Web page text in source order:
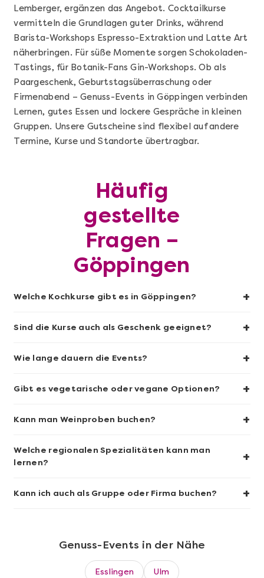
Sushi Basic Kurs Bonn
Mehr anzeigen
Sushi-Kochkurs@Home
Lemberger, ergänzen das Angebot. Cocktailkurse
vermitteln die Grundlagen guter Drinks, während
Barista-Workshops Espresso-Extraktion und Latte Art
näherbringen. Für süße Momente sorgen Schokoladen-
Tastings, für Botanik-Fans Gin-Workshops. Ob als
Paargeschenk, Geburtstagsüberraschung oder
Firmenabend – Genuss-Events in Göppingen verbinden
Lernen, gutes Essen und lockere Gespräche in kleinen
Gruppen. Unsere Gutscheine sind flexibel auf andere
Termine, Kurse und Standorte übertragbar.
Häufig
gestellte
Fragen –
Göppingen
Welche Kochkurse gibt es in Göppingen? +
Sind die Kurse auch als Geschenk geeignet? +
Wie lange dauern die Events? +
Gibt es vegetarische oder vegane Optionen? +
Kann man Weinproben buchen? +
Welche regionalen Spezialitäten kann man
lernen?
+
Kann ich auch als Gruppe oder Firma buchen? +
Genuss-Events in der Nähe
Esslingen Ulm